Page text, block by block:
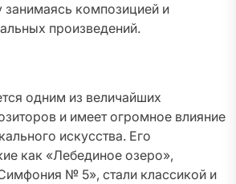
занимаясь композицией и
произведений.
одним из величайших
и имеет огромное влияние
искусства. Его
как «Лебединое озеро»,
№ 5», стали классикой и